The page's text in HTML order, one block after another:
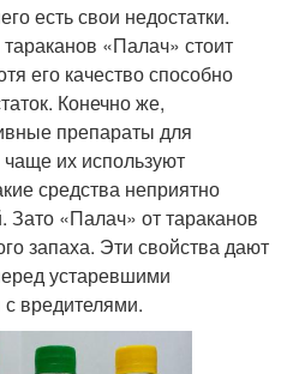
есть свои недостатки.
«Палач» стоит
его качество способно
Конечно же,
препараты для
их используют
средства неприятно
«Палач» от тараканов
запаха. Эти свойства дают
устаревшими
вредителями.